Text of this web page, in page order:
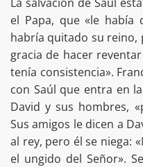
el Papa, que «le había
habría quitado su reino,
gracia de hacer
tenía consistencia».
con Saúl que entra en
David y sus hombres,
Sus amigos le dicen a
al rey, pero él se niega:
el ungido del Señor».